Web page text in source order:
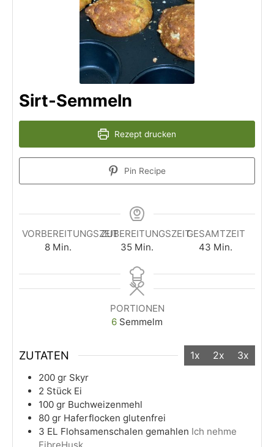
Sirt-Semmeln
Rezept drucken
Pin Recipe
VORBEREITUNGSZEIT
8 Min.
ZUBEREITUNGSZEIT
35 Min.
GESAMTZEIT
43 Min.
PORTIONEN
6 Semmelm
ZUTATEN 1x 2x 3x
200 gr Skyr
2 Stück Ei
100 gr Buchweizenmehl
80 gr Haferflocken glutenfrei
3 EL Flohsamenschalen gemahlen Ich nehme